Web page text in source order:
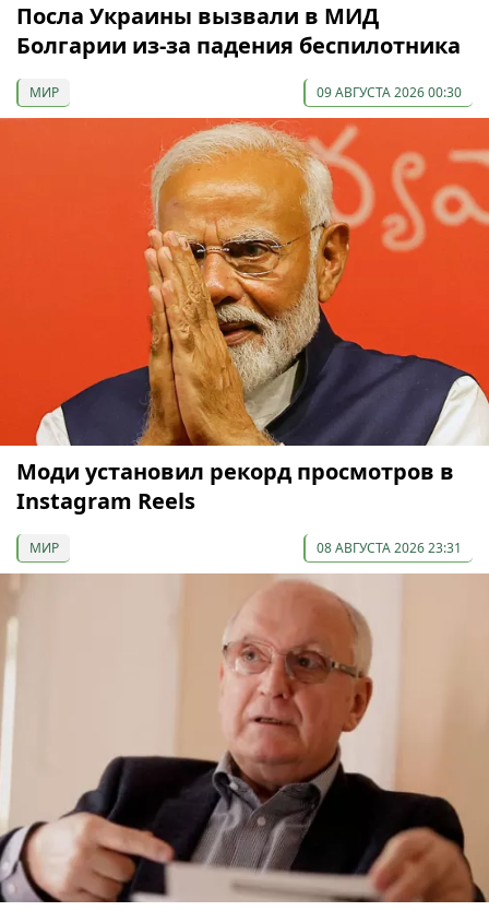
Посла Украины вызвали в МИД
Болгарии из-за падения беспилотника
МИР 09 АВГУСТА 2026 00:30
Моди установил рекорд просмотров в
Instagram Reels
МИР 08 АВГУСТА 2026 23:31